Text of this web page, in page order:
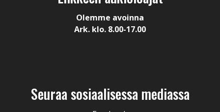
Olemme avoinna
Ark. klo. 8.00-17.00
Seuraa sosiaalisessa mediassa